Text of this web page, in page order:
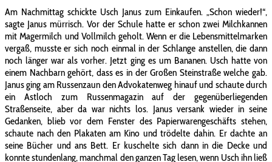
Am Nachmittag schickte Usch Janus zum Einkaufen. „Schon wieder!“,
sagte Janus mürrisch. Vor der Schule hatte er schon zwei Milchkannen
mit Magermilch und Vollmilch geholt. Wenn er die Lebensmittelmarken
vergaß, musste er sich noch einmal in der Schlange anstellen, die dann
noch länger war als vorher. Jetzt ging es um Bananen. Usch hatte von
einem Nachbarn gehört, dass es in der Großen Steinstraße welche gab.
Janus ging am Russenzaun den Advokatenweg hinauf und schaute durch
ein Astloch zum Russenmagazin auf der gegenüberliegenden
Straßenseite, aber da war nichts los. Janus versank wieder in seine
Gedanken, blieb vor dem Fenster des Papierwarengeschäfts stehen,
schaute nach den Plakaten am Kino und trödelte dahin. Er dachte an
seine Bücher und ans Bett. Er kuschelte sich dann in die Decke und
konnte stundenlang, manchmal den ganzen Tag lesen, wenn Usch ihn ließ